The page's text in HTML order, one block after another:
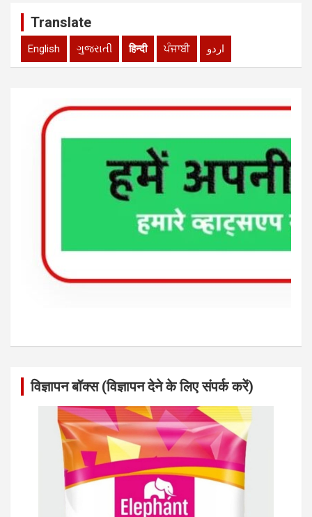
Translate
English ગુજરાતી हिन्दी ਪੰਜਾਬੀ اردو
विज्ञापन बॉक्स (विज्ञापन देने के लिए संपर्क करें)